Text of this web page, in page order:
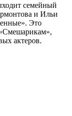
семейный
и Ильи
Это
актеров.